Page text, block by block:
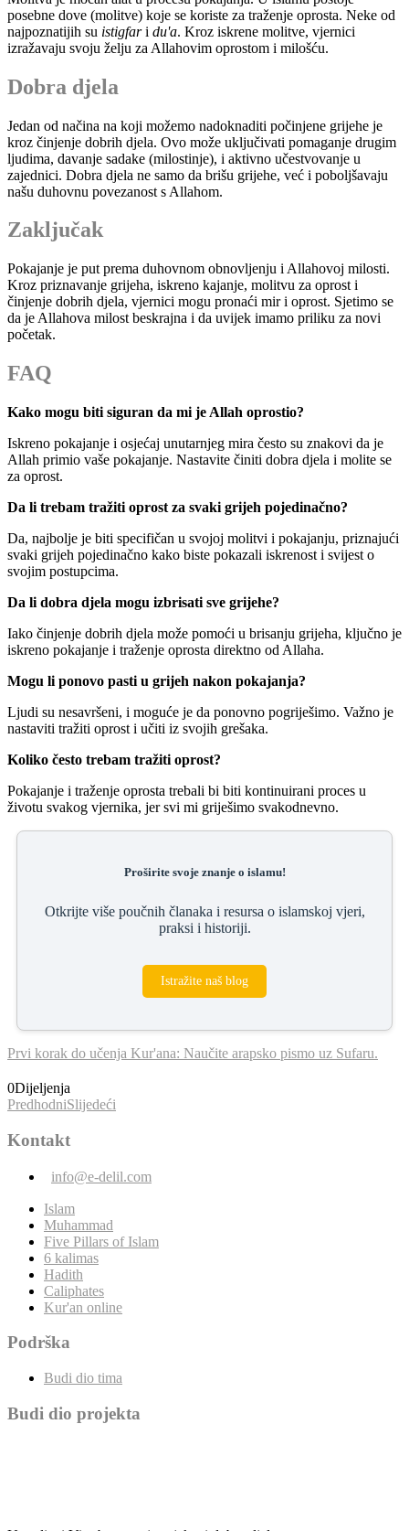
posebne dove (molitve) koje se koriste za traženje oprosta. Neke od
najpoznatijih su istigfari du'a. Kroz iskrene molitve, vjernici
izražavaju svoju želju za Allahovim oprostom i milošću.
Dobra djela
Jedan od načina na koji možemo nadoknaditi počinjene grijehe je
kroz činjenje dobrih djela. Ovo može uključivati pomaganje drugim
ljudima, davanje sadake (milostinje), i aktivno učestvovanje u
zajednici. Dobra djela ne samo da brišu grijehe, već i poboljšavaju
našu duhovnu povezanost s Allahom.
Zaključak
Pokajanje je put prema duhovnom obnovljenju i Allahovoj milosti.
Kroz priznavanje grijeha, iskreno kajanje, molitvu za oprost i
činjenje dobrih djela, vjernici mogu pronaći mir i oprost. Sjetimo se
da je Allahova milost beskrajna i da uvijek imamo priliku za novi
početak.
FAQ
Kako mogu biti siguran da mi je Allah oprostio?
Iskreno pokajanje i osjećaj unutarnjeg mira često su znakovi da je
Allah primio vaše pokajanje. Nastavite činiti dobra djela i molite se
za oprost.
Da li trebam tražiti oprost za svaki grijeh pojedinačno?
Da, najbolje je biti specifičan u svojoj molitvi i pokajanju, priznajući
svaki grijeh pojedinačno kako biste pokazali iskrenost i svijest o
svojim postupcima.
Da li dobra djela mogu izbrisati sve grijehe?
Iako činjenje dobrih djela može pomoći u brisanju grijeha, ključno je
iskreno pokajanje i traženje oprosta direktno od Allaha.
Mogu li ponovo pasti u grijeh nakon pokajanja?
Ljudi su nesavršeni, i moguće je da ponovno pogriješimo. Važno je
nastaviti tražiti oprost i učiti iz svojih grešaka.
Koliko često trebam tražiti oprost?
Pokajanje i traženje oprosta trebali bi biti kontinuirani proces u
životu svakog vjernika, jer svi mi griješimo svakodnevno.
Proširite svoje znanje o islamu!
Otkrijte više poučnih članaka i resursa o islamskoj vjeri,
praksi i historiji.
Istražite naš blog
Prvi korak do učenja Kur'ana: Naučite arapsko pismo uz Sufaru.
0Dijeljenja
PredhodniSlijedeći
Kontakt
info@e-delil.com
Islam
Muhammad
Five Pillars of Islam
6 kalimas
Hadith
Caliphates
Kur'an online
Podrška
Budi dio tima
Budi dio projekta